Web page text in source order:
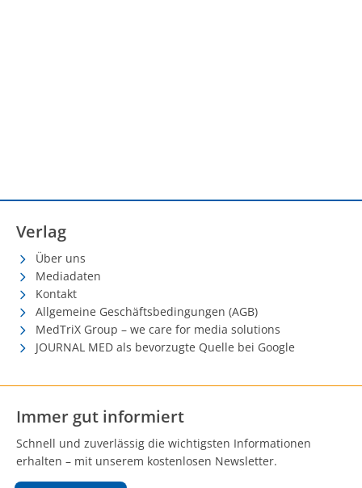
Verlag
Über uns
Mediadaten
Kontakt
Allgemeine Geschäftsbedingungen (AGB)
MedTriX Group – we care for media solutions
JOURNAL MED als bevorzugte Quelle bei Google
Immer gut informiert
Schnell und zuverlässig die wichtigsten Informationen
erhalten – mit unserem kostenlosen Newsletter.